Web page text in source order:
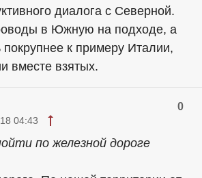
диалога с Северной.
в Южную на подходе, а
покрупнее к примеру Италии,
вместе взятых.
0
04:43
по железной дороге